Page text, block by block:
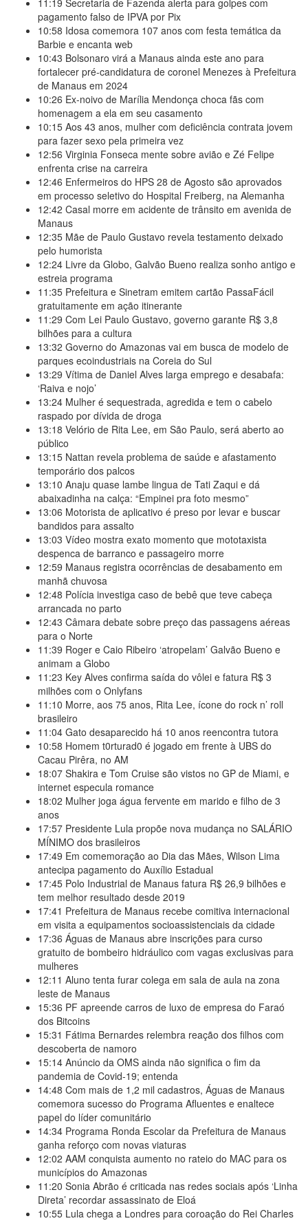
11:19 Secretaria de Fazenda alerta para golpes com
pagamento falso de IPVA por Pix
10:58 Idosa comemora 107 anos com festa temática da
Barbie e encanta web
10:43 Bolsonaro virá a Manaus ainda este ano para
fortalecer pré-candidatura de coronel Menezes à Prefeitura
de Manaus em 2024
10:26 Ex-noivo de Marília Mendonça choca fãs com
homenagem a ela em seu casamento
10:15 Aos 43 anos, mulher com deficiência contrata jovem
para fazer sexo pela primeira vez
12:56 Virginia Fonseca mente sobre avião e Zé Felipe
enfrenta crise na carreira
12:46 Enfermeiros do HPS 28 de Agosto são aprovados
em processo seletivo do Hospital Freiberg, na Alemanha
12:42 Casal morre em acidente de trânsito em avenida de
Manaus
12:35 Mãe de Paulo Gustavo revela testamento deixado
pelo humorista
12:24 Livre da Globo, Galvão Bueno realiza sonho antigo e
estreia programa
11:35 Prefeitura e Sinetram emitem cartão PassaFácil
gratuitamente em ação itinerante
11:29 Com Lei Paulo Gustavo, governo garante R$ 3,8
bilhões para a cultura
13:32 Governo do Amazonas vai em busca de modelo de
parques ecoindustriais na Coreia do Sul
13:29 Vítima de Daniel Alves larga emprego e desabafa:
‘Raiva e nojo’
13:24 Mulher é sequestrada, agredida e tem o cabelo
raspado por dívida de droga
13:18 Velório de Rita Lee, em São Paulo, será aberto ao
público
13:15 Nattan revela problema de saúde e afastamento
temporário dos palcos
13:10 Anaju quase lambe lingua de Tati Zaqui e dá
abaixadinha na calça: “Empinei pra foto mesmo”
13:06 Motorista de aplicativo é preso por levar e buscar
bandidos para assalto
13:03 Vídeo mostra exato momento que mototaxista
despenca de barranco e passageiro morre
12:59 Manaus registra ocorrências de desabamento em
manhã chuvosa
12:48 Polícia investiga caso de bebê que teve cabeça
arrancada no parto
12:43 Câmara debate sobre preço das passagens aéreas
para o Norte
11:39 Roger e Caio Ribeiro ‘atropelam’ Galvão Bueno e
animam a Globo
11:23 Key Alves confirma saída do vôlei e fatura R$ 3
milhões com o Onlyfans
11:10 Morre, aos 75 anos, Rita Lee, ícone do rock n’ roll
brasileiro
11:04 Gato desaparecido há 10 anos reencontra tutora
10:58 Homem t0rturad0 é jogado em frente à UBS do
Cacau Pirêra, no AM
18:07 Shakira e Tom Cruise são vistos no GP de Miami, e
internet especula romance
18:02 Mulher joga água fervente em marido e filho de 3
anos
17:57 Presidente Lula propõe nova mudança no SALÁRIO
MÍNIMO dos brasileiros
17:49 Em comemoração ao Dia das Mães, Wilson Lima
antecipa pagamento do Auxílio Estadual
17:45 Polo Industrial de Manaus fatura R$ 26,9 bilhões e
tem melhor resultado desde 2019
17:41 Prefeitura de Manaus recebe comitiva internacional
em visita a equipamentos socioassistenciais da cidade
17:36 Águas de Manaus abre inscrições para curso
gratuito de bombeiro hidráulico com vagas exclusivas para
mulheres
12:11 Aluno tenta furar colega em sala de aula na zona
leste de Manaus
15:36 PF apreende carros de luxo de empresa do Faraó
dos Bitcoins
15:31 Fátima Bernardes relembra reação dos filhos com
descoberta de namoro
15:14 Anúncio da OMS ainda não significa o fim da
pandemia de Covid-19; entenda
14:48 Com mais de 1,2 mil cadastros, Águas de Manaus
comemora sucesso do Programa Afluentes e enaltece
papel do líder comunitário
14:34 Programa Ronda Escolar da Prefeitura de Manaus
ganha reforço com novas viaturas
12:02 AAM conquista aumento no rateio do MAC para os
municípios do Amazonas
11:20 Sonia Abrão é criticada nas redes sociais após ‘Linha
Direta’ recordar assassinato de Eloá
10:55 Lula chega a Londres para coroação do Rei Charles